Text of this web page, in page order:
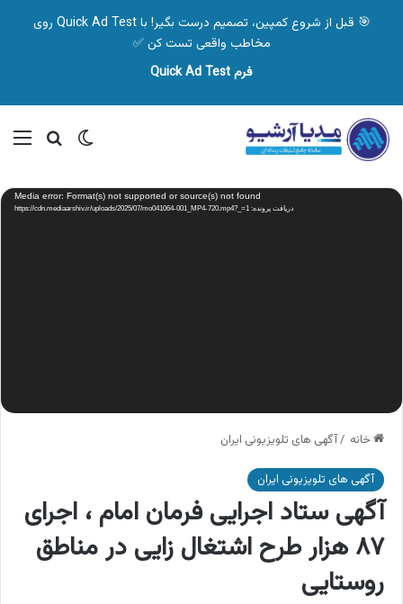
🎯 قبل از شروع کمپین، تصمیم درست بگیر! با Quick Ad Test روی
مخاطب واقعی تست کن ✅
فرم Quick Ad Test
تغییر پوسته
نمایشگر
ویدیو Media error: Format(s) not supported or source(s) not found
دریافت پرونده: https://cdn.mediaarshiv.ir/uploads/2025/07/mo041064-001_MP4-720.mp4?_=1
خانه /آگهی های تلویزیونی ایران
آگهی های تلویزیونی ایران
آگهی ستاد اجرایی فرمان امام ، اجرای
۸۷ هزار طرح اشتغال زایی در مناطق
روستایی